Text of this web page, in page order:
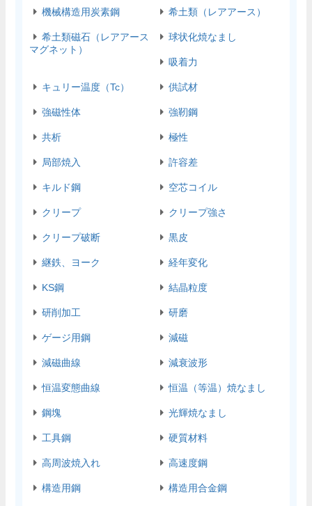
機械構造用炭素鋼 希土類（レアアース）
希土類磁石（レアアース
マグネット）
球状化焼なまし
吸着力
キュリー温度（Tc） 供試材
強磁性体 強靭鋼
共析 極性
局部焼入 許容差
キルド鋼 空芯コイル
クリープ クリープ強さ
クリープ破断 黒皮
継鉄、ヨーク 経年変化
KS鋼 結晶粒度
研削加工 研磨
ゲージ用鋼 減磁
減磁曲線 減衰波形
恒温変態曲線 恒温（等温）焼なまし
鋼塊 光輝焼なまし
工具鋼 硬質材料
高周波焼入れ 高速度鋼
構造用鋼 構造用合金鋼